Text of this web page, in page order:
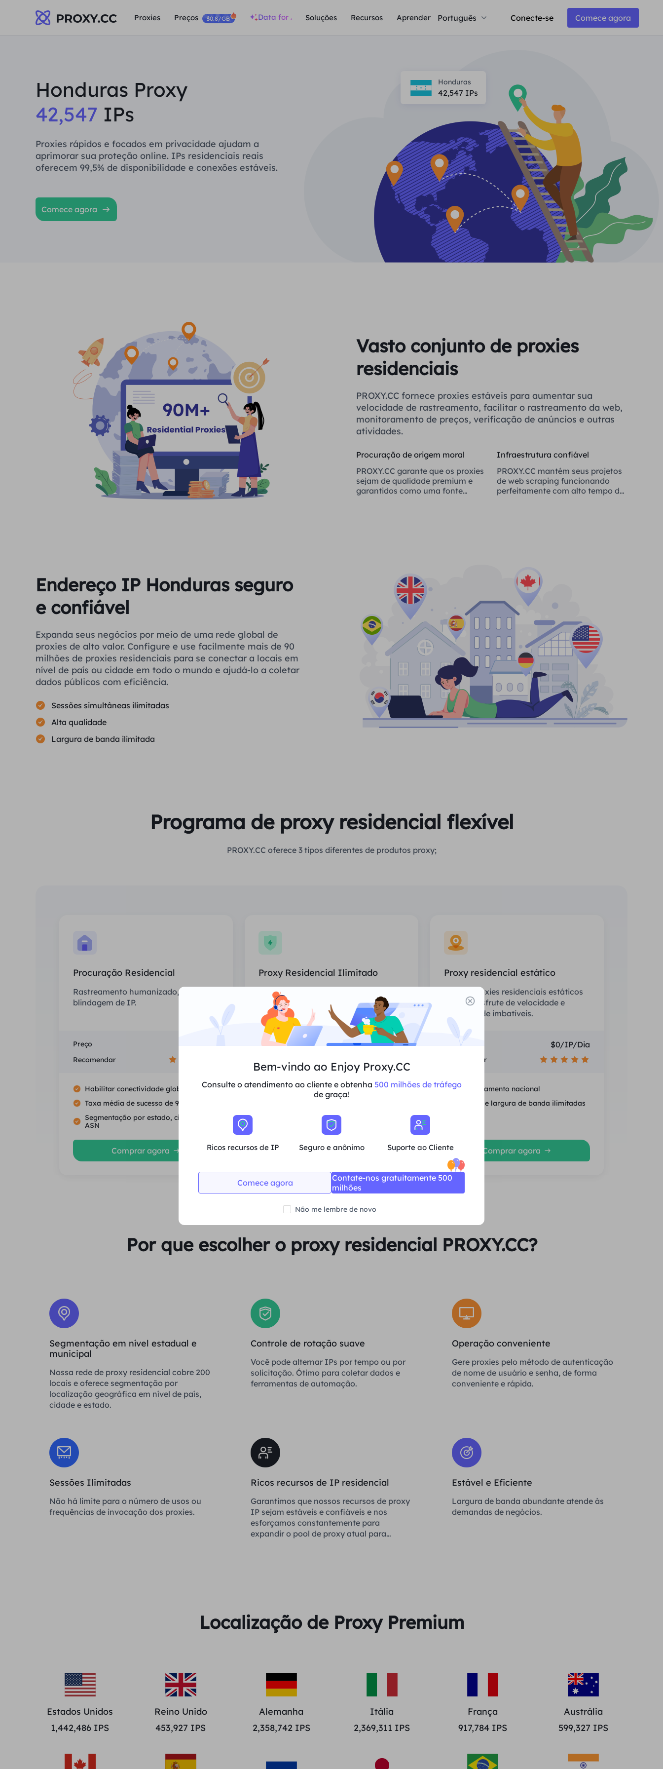
Proxies Preços $0.8/GB Data for AI Soluções Recursos Aprender Português Conecte-se Comece agora
Honduras Proxy
42,547 IPs
Proxies rápidos e focados em privacidade ajudam a
aprimorar sua proteção online. IPs residenciais reais
oferecem 99,5% de disponibilidade e conexões estáveis.
Comece agora
Honduras
42,547 IPs
Vasto conjunto de proxies
residenciais
PROXY.CC fornece proxies estáveis ​​para aumentar sua
velocidade de rastreamento, facilitar o rastreamento da web,
monitoramento de preços, verificação de anúncios e outras
atividades.
Procuração de origem moral
PROXY.CC garante que os proxies
sejam de qualidade premium e
garantidos como uma fonte
Infraestrutura confiável
PROXY.CC mantém seus projetos
de web scraping funcionando
perfeitamente com alto tempo de
Endereço IP Honduras seguro
e confiável
Expanda seus negócios por meio de uma rede global de
proxies de alto valor. Configure e use facilmente mais de 90
milhões de proxies residenciais para se conectar a locais em
nível de país ou cidade em todo o mundo e ajudá-lo a coletar
dados públicos com eficiência.
Sessões simultâneas ilimitadas
Alta qualidade
Largura de banda ilimitada
Programa de proxy residencial flexível
PROXY.CC oferece 3 tipos diferentes de produtos proxy;
Procuração Residencial
Rastreamento humanizado, sem
blindagem de IP.
Preço $0/GB
Recomendar
Habilitar conectividade global
Taxa média de sucesso de 99.5%
Segmentação por estado, cidade e
ASN
Comprar agora
Proxy Residencial Ilimitado
Uso ilimitado de proxies residenciais,
países atribuídos aleatoriamente.
Preço $0/Dia
Suporta multi-simultaneidade
Comprar agora
Proxy residencial estático
Equipe proxies residenciais estáticos
(ISP) e desfrute de velocidade e
estabilidade imbatíveis.
Preço $0/IP/Dia
Recomendar
Posicionamento nacional
Sessões e largura de banda ilimitadas
Comprar agora
Por que escolher o proxy residencial PROXY.CC?
Segmentação em nível estadual e
municipal
Nossa rede de proxy residencial cobre 200
locais e oferece segmentação por
localização geográfica em nível de país,
cidade e estado.
Controle de rotação suave
Você pode alternar IPs por tempo ou por
solicitação. Ótimo para coletar dados e
ferramentas de automação.
Operação conveniente
Gere proxies pelo método de autenticação
de nome de usuário e senha, de forma
conveniente e rápida.
Sessões Ilimitadas
Não há limite para o número de usos ou
frequências de invocação dos proxies.
Ricos recursos de IP residencial
Garantimos que nossos recursos de proxy
IP sejam estáveis ​​e confiáveis ​​e nos
esforçamos constantemente para
expandir o pool de proxy atual para
Estável e Eficiente
Largura de banda abundante atende às
demandas de negócios.
Localização de Proxy Premium
Estados Unidos
1,442,486 IPS
Reino Unido
453,927 IPS
Alemanha
2,358,742IPS
Itália
2,369,311 IPS
França
917,784IPS
Austrália
599,327 IPS
Bem-vindo ao Enjoy Proxy.CC
Consulte o atendimento ao cliente e obtenha 500 milhões de tráfego
de graça!
Ricos recursos de IP Seguro e anônimo Suporte ao Cliente
Comece agora
Contate-nos gratuitamente 500
milhões
Não me lembre de novo